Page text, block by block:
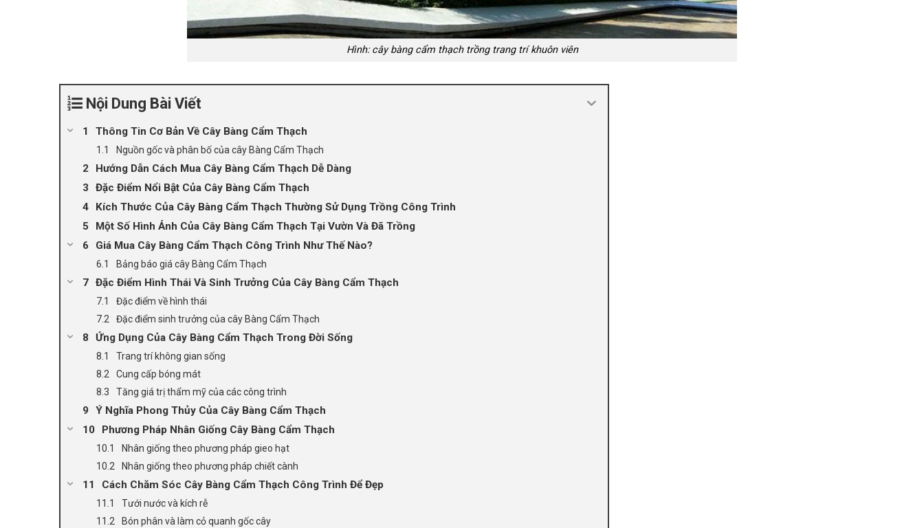
Hình: cây bàng cẩm thạch trồng trang trí khuôn viên
Nội Dung Bài Viết
Thông Tin Cơ Bản Về Cây Bàng Cẩm Thạch
Nguồn gốc và phân bố của cây Bàng Cẩm Thạch
Hướng Dẫn Cách Mua Cây Bàng Cẩm Thạch Dễ Dàng
Đặc Điểm Nổi Bật Của Cây Bàng Cẩm Thạch
Kích Thước Của Cây Bàng Cẩm Thạch Thường Sử Dụng Trồng Công Trình
Một Số Hình Ảnh Của Cây Bàng Cẩm Thạch Tại Vườn Và Đã Trồng
Giá Mua Cây Bàng Cẩm Thạch Công Trình Như Thế Nào?
Bảng báo giá cây Bàng Cẩm Thạch
Đặc Điểm Hình Thái Và Sinh Trưởng Của Cây Bàng Cẩm Thạch
Đặc điểm về hình thái
Đặc điểm sinh trưởng của cây Bàng Cẩm Thạch
Ứng Dụng Của Cây Bàng Cẩm Thạch Trong Đời Sống
Trang trí không gian sống
Cung cấp bóng mát
Tăng giá trị thẩm mỹ của các công trình
Ý Nghĩa Phong Thủy Của Cây Bàng Cẩm Thạch
Phương Pháp Nhân Giống Cây Bàng Cẩm Thạch
Nhân giống theo phương pháp gieo hạt
Nhân giống theo phương pháp chiết cành
Cách Chăm Sóc Cây Bàng Cẩm Thạch Công Trình Để Đẹp
Tưới nước và kích rễ
Bón phân và làm cỏ quanh gốc cây